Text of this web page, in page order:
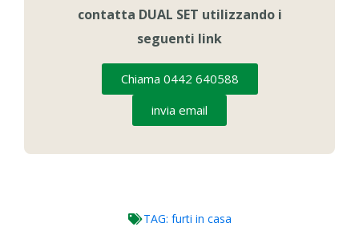
contatta DUAL SET utilizzando i
seguenti link
Chiama 0442 640588
invia email
TAG: furti in casa